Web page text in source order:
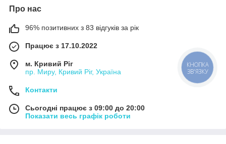
Про нас
96% позитивних з 83 відгуків за рік
Працює з 17.10.2022
м. Кривий Ріг
пр. Миру, Кривий Ріг, Україна
Контакти
Сьогодні працює з 09:00 до 20:00
Показати весь графік роботи
КНОПКА
ЗВ'ЯЗКУ